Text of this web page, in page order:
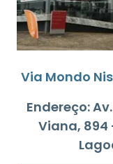
Via Mondo
Endereço:
Viana, 894